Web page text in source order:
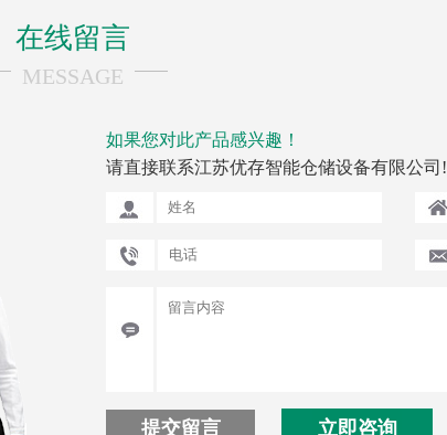
在线留言
MESSAGE
如果您对此产品感兴趣！
请直接联系江苏优存智能仓储设备有限公司!
提交留言 立即咨询